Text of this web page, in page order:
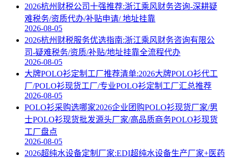
2026杭州财税公司十强推荐:浙江乘风财务咨询-深耕疑
难税务/资质代办/补贴申请/ 地址挂靠
2026-08-05
2026杭州财税服务优选指南:浙江乘风财务咨询有限公
司-疑难税务/资质/补贴/地址挂靠全流程代办
2026-08-05
大牌POLO衫定制工厂推荐清单:2026大牌POLO衫代工
厂/POLO衫现货工厂/专业POLO衫定制工厂汇总推荐
2026-08-05
POLO衫采购选哪家2026企业团购POLO衫现货厂家/男
士POLO衫现货批发源头厂家/高品质商务POLO衫现货
工厂盘点
2026-08-05
2026超纯水设备定制厂家:EDI超纯水设备生产厂家+医药